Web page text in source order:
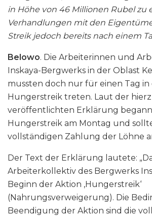
in Höhe von 46 Millionen Rubel zu
Verhandlungen mit den
Streik jedoch bereits nach einem
Belowo. Die Arbeiterinnen und
Inskaya-Bergwerks in der Oblast
mussten doch nur für einen Tag in
Hungerstreik treten. Laut der
veröffentlichten Erklärung
Hungerstreik am Montag und
vollständigen Zahlung der Löhne
Der Text der Erklärung lautete:
Arbeiterkollektiv des Bergwerks
Beginn der Aktion ‚Hungerstreik‘
(Nahrungsverweigerung). Die
Beendigung der Aktion sind die